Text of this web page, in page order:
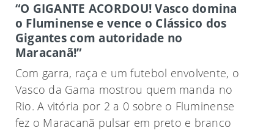
“O GIGANTE ACORDOU! Vasco domina
o Fluminense e vence o Clássico dos
Gigantes com autoridade no
Maracanã!”
Com garra, raça e um futebol envolvente, o
Vasco da Gama mostrou quem manda no
Rio. A vitória por 2 a 0 sobre o Fluminense
fez o Maracanã pulsar em preto e branco